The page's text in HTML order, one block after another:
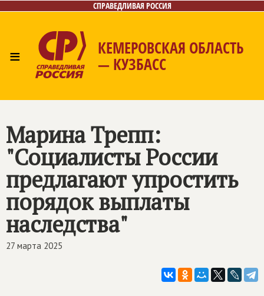
СПРАВЕДЛИВАЯ РОССИЯ
≡ КЕМЕРОВСКАЯ ОБЛАСТЬ
— КУЗБАСС
Фото/Видео
Марина Трепп:
"Социалисты России
предлагают упростить
порядок выплаты
наследства"
27 марта 2025